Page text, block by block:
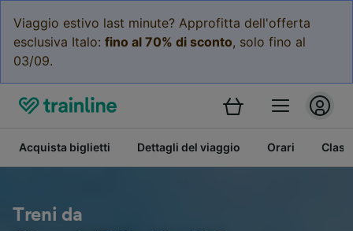
Viaggio estivo last minute? Approfitta dell'offerta
esclusiva Italo: fino al 70% di sconto, solo fino al
03/09.
Acquista biglietti Dettagli del viaggio Orari
Treni da